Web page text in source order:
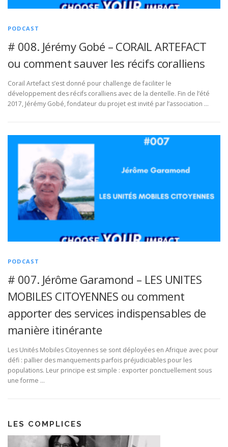
PODCAST
# 008. Jérémy Gobé – CORAIL ARTEFACT
ou comment sauver les récifs coralliens
Corail Artefact s’est donné pour challenge de faciliter le
développement des récifs coralliens avec de la dentelle. Fin de l’été
2017, Jérémy Gobé, fondateur du projet est invité par l’association …
PODCAST
# 007. Jérôme Garamond – LES UNITES
MOBILES CITOYENNES ou comment
apporter des services indispensables de
manière itinérante
Les Unités Mobiles Citoyennes se sont déployées en Afrique avec pour
défi : pallier des manquements parfois préjudiciables pour les
populations. Leur principe est simple : exporter ponctuellement sous
une forme …
LES COMPLICES